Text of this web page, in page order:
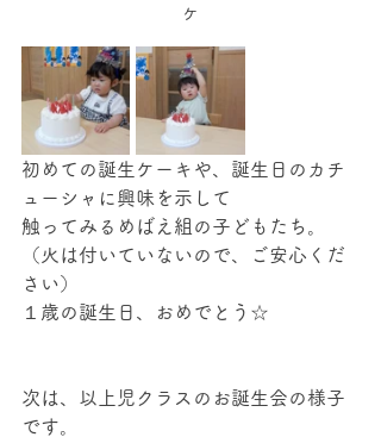
ケ
初めての誕生ケーキや、誕生日のカチ
ューシャに興味を示して
触ってみるめばえ組の子どもたち。
（火は付いていないので、ご安心くだ
さい）
１歳の誕生日、おめでとう☆
次は、以上児クラスのお誕生会の様子
です。